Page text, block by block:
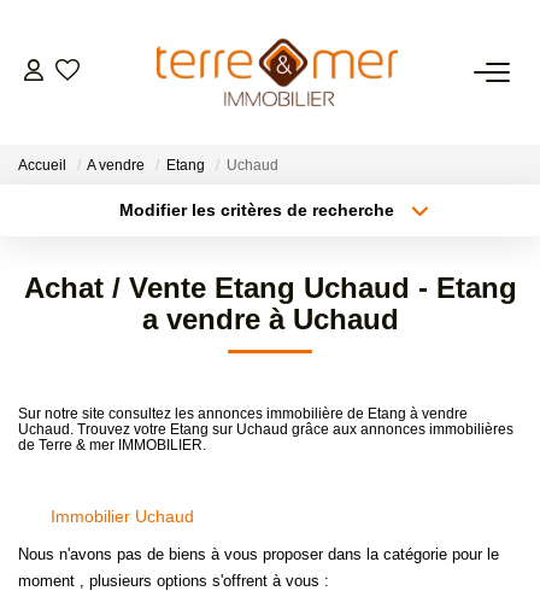
NOS AGENCES
Accueil A vendre Etang Uchaud
Modifier les critères de recherche
Type de bien
Surface min
Créer une alerte
Achat / Vente Etang Uchaud - Etang
a vendre à Uchaud
Sur notre site consultez les annonces immobilière de Etang à vendre
Uchaud. Trouvez votre Etang sur Uchaud grâce aux annonces immobilières
de Terre & mer IMMOBILIER.
Immobilier Uchaud
Nous n'avons pas de biens à vous proposer dans la catégorie pour le
moment , plusieurs options s'offrent à vous :